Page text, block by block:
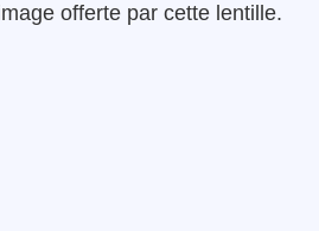
offerte par cette lentille.